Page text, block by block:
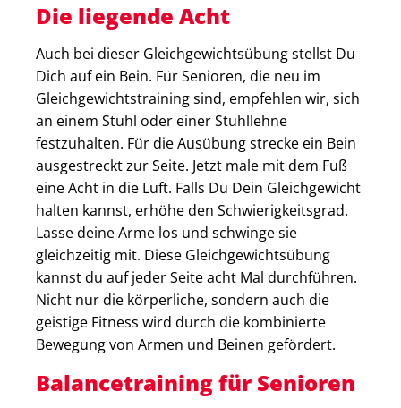
Die liegende Acht
Auch bei dieser Gleichgewichtsübung stellst Du
Dich auf ein Bein. Für Senioren, die neu im
Gleichgewichtstraining sind, empfehlen wir, sich
an einem Stuhl oder einer Stuhllehne
festzuhalten. Für die Ausübung strecke ein Bein
ausgestreckt zur Seite. Jetzt male mit dem Fuß
eine Acht in die Luft. Falls Du Dein Gleichgewicht
halten kannst, erhöhe den Schwierigkeitsgrad.
Lasse deine Arme los und schwinge sie
gleichzeitig mit. Diese Gleichgewichtsübung
kannst du auf jeder Seite acht Mal durchführen.
Nicht nur die körperliche, sondern auch die
geistige Fitness wird durch die kombinierte
Bewegung von Armen und Beinen gefördert.
Balancetraining für Senioren